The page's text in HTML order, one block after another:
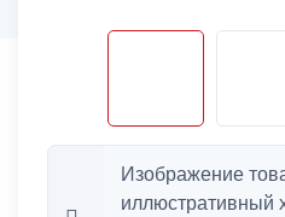
Изображение
иллюстративный